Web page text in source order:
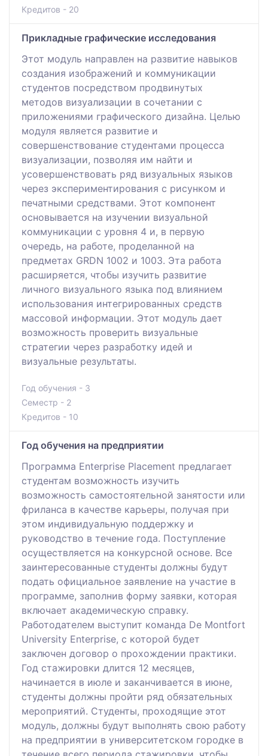
Кредитов - 20
Прикладные графические исследования
Этот модуль направлен на развитие навыков
создания изображений и коммуникации
студентов посредством продвинутых
методов визуализации в сочетании с
приложениями графического дизайна. Целью
модуля является развитие и
совершенствование студентами процесса
визуализации, позволяя им найти и
усовершенствовать ряд визуальных языков
через экспериментирования с рисунком и
печатными средствами. Этот компонент
основывается на изучении визуальной
коммуникации с уровня 4 и, в первую
очередь, на работе, проделанной на
предметах GRDN 1002 и 1003. Эта работа
расширяется, чтобы изучить развитие
личного визуального языка под влиянием
использования интегрированных средств
массовой информации. Этот модуль дает
возможность проверить визуальные
стратегии через разработку идей и
визуальные результаты.
Год обучения - 3
Семестр - 2
Кредитов - 10
Год обучения на предприятии
Программа Enterprise Placement предлагает
студентам возможность изучить
возможность самостоятельной занятости или
фриланса в качестве карьеры, получая при
этом индивидуальную поддержку и
руководство в течение года. Поступление
осуществляется на конкурсной основе. Все
заинтересованные студенты должны будут
подать официальное заявление на участие в
программе, заполнив форму заявки, которая
включает академическую справку.
Работодателем выступит команда De Montfort
University Enterprise, с которой будет
заключен договор о прохождении практики.
Год стажировки длится 12 месяцев,
начинается в июле и заканчивается в июне,
студенты должны пройти ряд обязательных
мероприятий. Студенты, проходящие этот
модуль, должны будут выполнять свою работу
на предприятии в университетском городке в